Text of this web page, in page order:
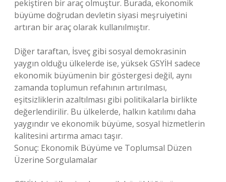
pekiştiren bir araç olmuştur. Burada, ekonomik
büyüme doğrudan devletin siyasi meşruiyetini
artıran bir araç olarak kullanılmıştır.
Diğer taraftan, İsveç gibi sosyal demokrasinin
yaygın olduğu ülkelerde ise, yüksek GSYİH sadece
ekonomik büyümenin bir göstergesi değil, aynı
zamanda toplumun refahının artırılması,
eşitsizliklerin azaltılması gibi politikalarla birlikte
değerlendirilir. Bu ülkelerde, halkın katılımı daha
yaygındır ve ekonomik büyüme, sosyal hizmetlerin
kalitesini artırma amacı taşır.
Sonuç: Ekonomik Büyüme ve Toplumsal Düzen
Üzerine Sorgulamalar